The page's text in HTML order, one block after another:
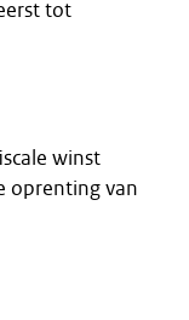
tot
winst
oprenting van